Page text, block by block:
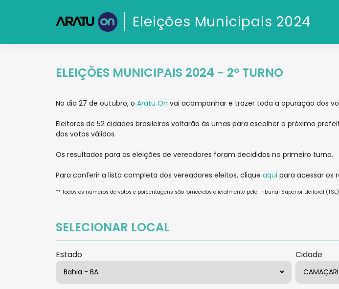
Eleições Municipais 2024
ELEIÇÕES MUNICIPAIS 2024 - 2º TURNO
No dia 27 de outubro, o Aratu On vai acompanhar e trazer toda a apuração dos
Eleitores de 52 cidades brasileiras voltarão às urnas para escolher o próximo
dos votos válidos.
Os resultados para as eleições de vereadores foram decididos no primeiro turno.
Para conferir a lista completa dos vereadores eleitos, clique aqui para acessar os
** Todos os números de votos e porcentagens são fornecidos oficialmente pelo Tribunal Superior Eleitoral
SELECIONAR LOCAL
Estado Cidade